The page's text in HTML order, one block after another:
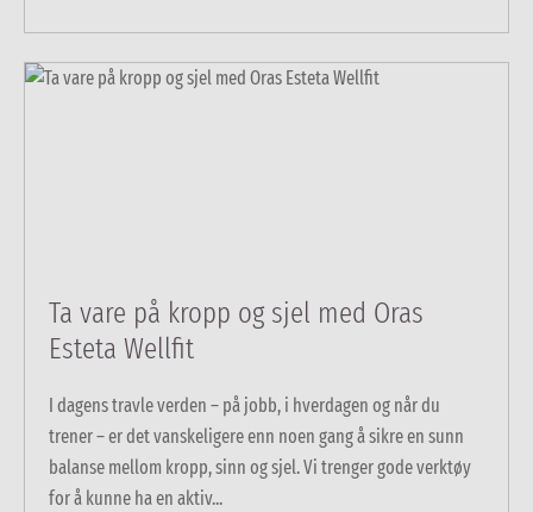
Ta vare på kropp og sjel med Oras
Esteta Wellfit
I dagens travle verden – på jobb, i hverdagen og når du
trener – er det vanskeligere enn noen gang å sikre en sunn
balanse mellom kropp, sinn og sjel. Vi trenger gode verktøy
for å kunne ha en aktiv...